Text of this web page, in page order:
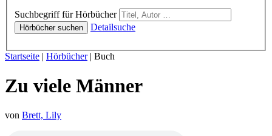
Suchbegriff für Hörbücher
Hörbücher suchen Detailsuche
Sie sind hier:
Startseite | Hörbücher| Buch
Zu viele Männer
von Brett, Lily